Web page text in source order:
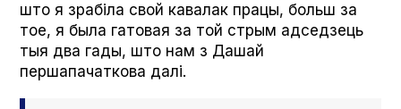
што я зрабіла свой кавалак працы, больш за
тое, я была гатовая за той стрым адседзець
тыя два гады, што нам з Дашай
першапачаткова далі.